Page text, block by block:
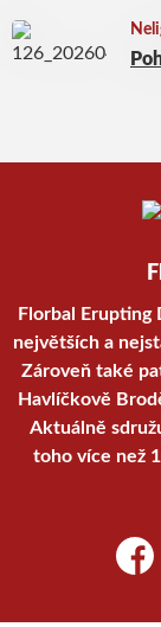
Florbal Erupting
největších a
Zároveň také
Havlíčkově
Aktuálně
toho více než